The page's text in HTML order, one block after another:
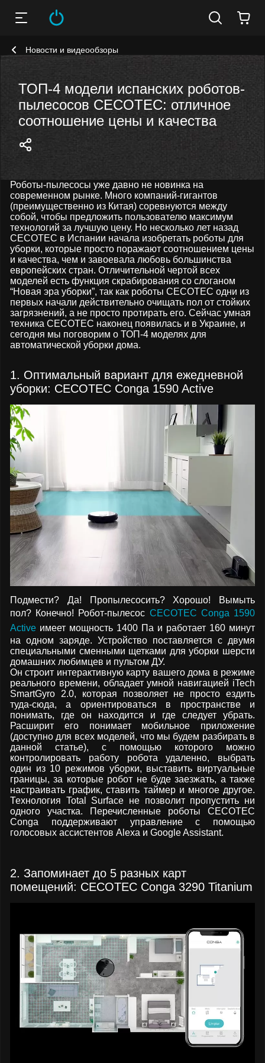
Новости и видеообзоры
ТОП-4 модели испанских роботов-
пылесосов CECOTEC: отличное
соотношение цены и качества
Роботы-пылесосы уже давно не новинка на
современном рынке. Много компаний-гигантов
(преимущественно из Китая) соревнуются между
собой, чтобы предложить пользователю максимум
технологий за лучшую цену. Но несколько лет назад
CECOTEC в Испании начала изобретать роботы для
уборки, которые просто поражают соотношением цены
и качества, чем и завоевала любовь большинства
европейских стран. Отличительной чертой всех
моделей есть функция скрабирования со слоганом
“Новая эра уборки”, так как роботы CECOTEC одни из
первых начали действительно очищать пол от стойких
загрязнений, а не просто протирать его. Сейчас умная
техника CECOTEC наконец появилась и в Украине, и
сегодня мы поговорим о ТОП-4 моделях для
автоматической уборки дома.
1. Оптимальный вариант для ежедневной
уборки: CECOTEC Conga 1590 Active
Подмести? Да! Пропылесосить? Хорошо! Вымыть
пол? Конечно! Робот-пылесос CECOTEC Conga 1590
Active имеет мощность 1400 Па и работает 160 минут
на одном заряде. Устройство поставляется с двумя
специальными сменными щетками для уборки шерсти
домашних любимцев и пультом ДУ.
Он строит интерактивную карту вашего дома в режиме
реального времени, обладает умной навигацией iTech
SmartGyro 2.0, которая позволяет не просто ездить
туда-сюда, а ориентироваться в пространстве и
понимать, где он находится и где следует убрать.
Расширит его понимает мобильное приложение
(доступно для всех моделей, что мы будем разбирать в
данной статье), с помощью которого можно
контролировать работу робота удаленно, выбрать
один из 10 режимов уборки, выставить виртуальные
границы, за которые робот не буде заезжать, а также
настраивать график, ставить таймер и многое другое.
Технология Total Surface не позволит пропустить ни
одного участка. Перечисленные роботы CECOTEC
Conga поддерживают управление с помощью
голосовых ассистентов Alexa и Google Assistant.
2. Запоминает до 5 разных карт
помещений: CECOTEC Conga 3290 Titanium